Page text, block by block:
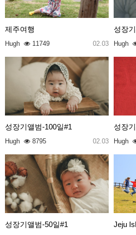
제주여행
Hugh 11749 02.03
성장
Hugh
성장기앨범-100일#1
Hugh 8795 02.03
성장
Hugh
성장기앨범-50일#1 Jeju